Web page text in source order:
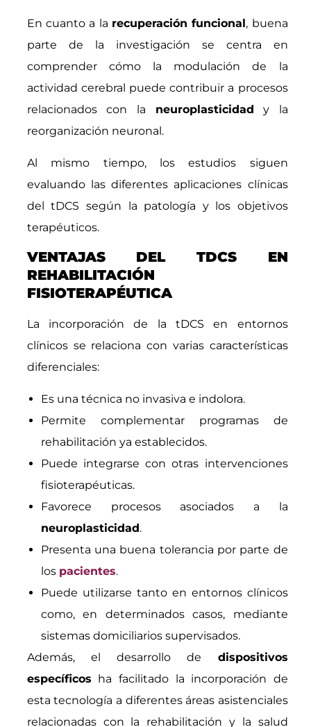
En cuanto a la recuperación funcional, buena
parte de la investigación se centra en
comprender cómo la modulación de la
actividad cerebral puede contribuir a procesos
relacionados con la neuroplasticidad y la
reorganización neuronal.
Al mismo tiempo, los estudios siguen
evaluando las diferentes aplicaciones clínicas
del tDCS según la patología y los objetivos
terapéuticos.
VENTAJAS DEL TDCS EN
REHABILITACIÓN
FISIOTERAPÉUTICA
La incorporación de la tDCS en entornos
clínicos se relaciona con varias características
diferenciales:
Es una técnica no invasiva e indolora.
Permite complementar programas de
rehabilitación ya establecidos.
Puede integrarse con otras intervenciones
fisioterapéuticas.
Favorece procesos asociados a la
neuroplasticidad.
Presenta una buena tolerancia por parte de
los pacientes.
Puede utilizarse tanto en entornos clínicos
como, en determinados casos, mediante
sistemas domiciliarios supervisados.
Además, el desarrollo de dispositivos
específicos ha facilitado la incorporación de
esta tecnología a diferentes áreas asistenciales
relacionadas con la rehabilitación y la salud